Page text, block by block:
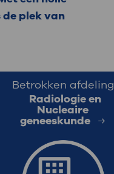
plek van
Betrokken afdeling
Radiologie en
Nucleaire
geneeskunde